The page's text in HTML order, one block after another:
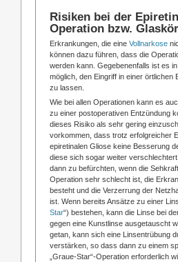
Risiken bei der
Operation bzw.
Erkrankungen, die eine Vollnarkose
können dazu führen, dass die
werden kann. Gegebenenfalls ist es
möglich, den Eingriff in einer örtlichen
zu lassen.
Wie bei allen Operationen kann es
zu einer postoperativen Entzündung
dieses Risiko als sehr gering
vorkommen, dass trotz erfolgreicher
epiretinalen Gliose keine Besserung
diese sich sogar weiter
dann zu befürchten, wenn die
Operation sehr schlecht ist, die
besteht und die Verzerrung der
ist. Wenn bereits Ansätze zu einer
Star“) bestehen, kann die Linse bei
gegen eine Kunstlinse ausgetauscht
getan, kann sich eine Linsentrübung
verstärken, so dass dann zu einem
„Graue-Star“-Operation erforderlich